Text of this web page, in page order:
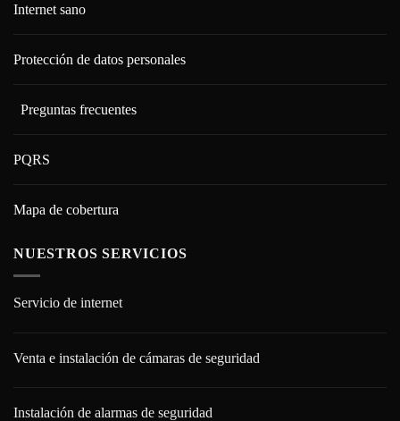
Internet sano
Protección de datos personales
Preguntas frecuentes
PQRS
Mapa de cobertura
NUESTROS SERVICIOS
Servicio de internet
Venta e instalación de cámaras de seguridad
Instalación de alarmas de seguridad